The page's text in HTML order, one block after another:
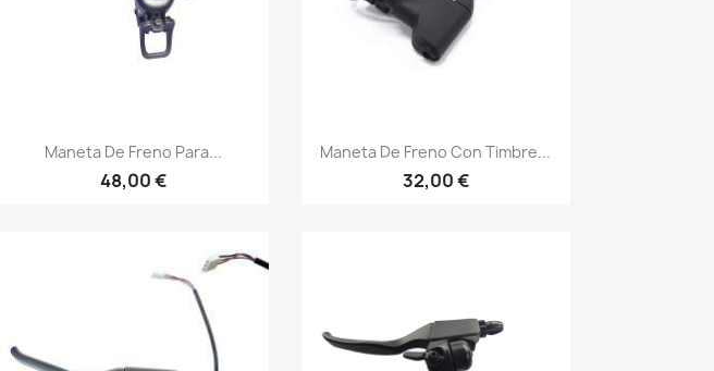
Vista rápida
Maneta De Freno Para...
48,00 €
Vista rápida
Maneta De Freno Con Timbre...
32,00 €